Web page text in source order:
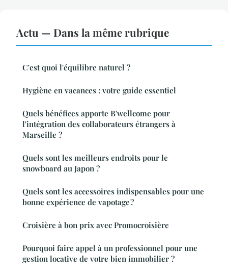
Actu — Dans la même rubrique
C'est quoi l'équilibre naturel ?
Hygiène en vacances : votre guide essentiel
Quels bénéfices apporte B'wellcome pour
l'intégration des collaborateurs étrangers à
Marseille ?
Quels sont les meilleurs endroits pour le
snowboard au Japon ?
Quels sont les accessoires indispensables pour une
bonne expérience de vapotage ?
Croisière à bon prix avec Promocroisière
Pourquoi faire appel à un professionnel pour une
gestion locative de votre bien immobilier ?